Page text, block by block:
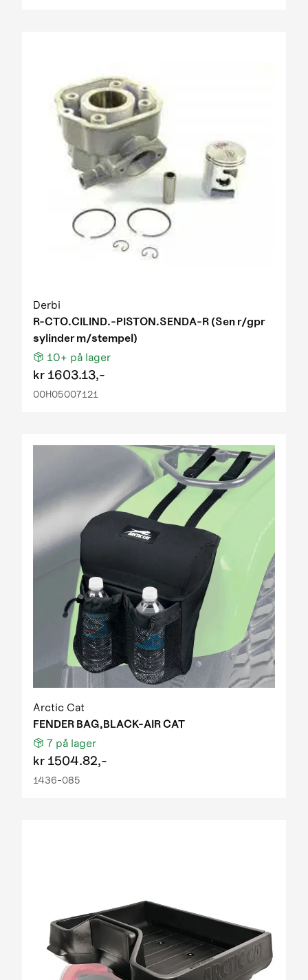
Derbi
R-CTO.CILIND.-PISTON.SENDA-R (Sen r/gpr
sylinder m/stempel)
10+ på lager
kr 1603.13,-
00H05007121
Arctic Cat
FENDER BAG,BLACK-AIR CAT
7 på lager
kr 1504.82,-
1436-085